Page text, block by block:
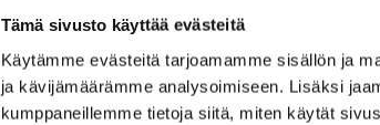
Tämä sivusto käyttää evästeitä
Käytämme evästeitä tarjoamamme sisällön ja
ja kävijämäärämme analysoimiseen. Lisäksi
kumppaneillemme tietoja siitä, miten käytät
Edellisen kerran Heinämäki